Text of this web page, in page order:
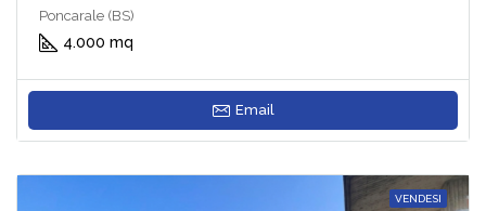
Poncarale (BS)
4.000 mq
Email
VENDESI